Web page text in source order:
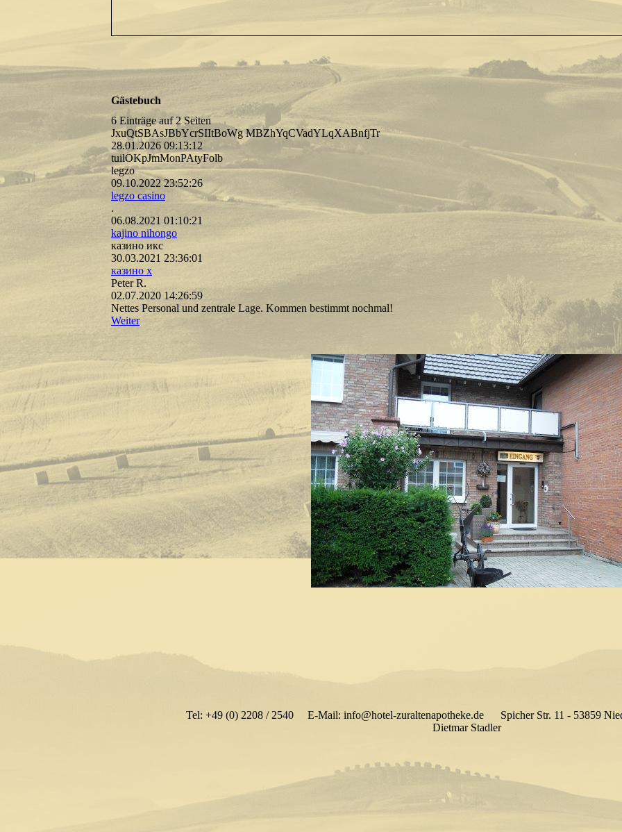
Gästebuch
6 Einträge auf 2 Seiten
JxuQtSBAsJBbYcrSIItBoWg MBZhYqCVadYLqXABnfjTr
28.01.2026 09:13:12
tuilOKpJmMonPAtyFolb
legzo
09.10.2022 23:52:26
legzo casino
.
06.08.2021 01:10:21
kajino nihongo
казино икс
30.03.2021 23:36:01
к­аз­ин­о х
Peter R.
02.07.2020 14:26:59
Nettes Personal und zentrale Lage. Kommen bestimmt nochmal!
Weiter
Tel: +49 (0) 2208 / 2540 E-Mail: info@hotel-zuraltenapotheke.de Spicher Str. 11 - 53859
Dietmar Stadler